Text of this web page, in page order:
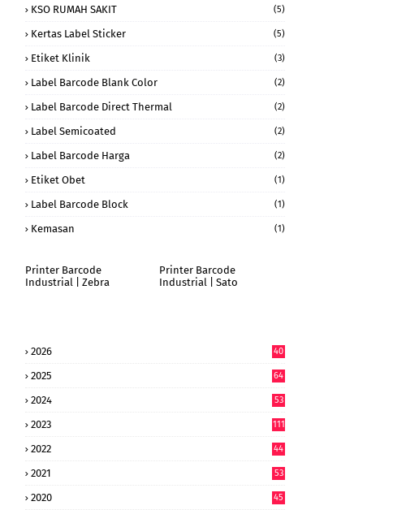
KSO RUMAH SAKIT (5)
Kertas Label Sticker (5)
Etiket Klinik (3)
Label Barcode Blank Color (2)
Label Barcode Direct Thermal (2)
Label Semicoated (2)
Label Barcode Harga (2)
Etiket Obet (1)
Label Barcode Block (1)
Kemasan (1)
Printer Barcode
Industrial | Zebra
Printer Barcode
Industrial | Sato
2026
40
2025
64
2024
53
2023 111
2022
44
2021 53
2020 45